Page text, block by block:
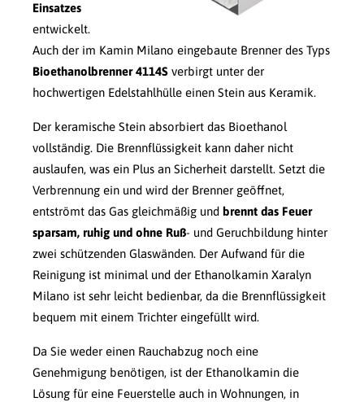
Einsatzes
entwickelt.
Auch der im Kamin Milano eingebaute Brenner des Typs
Bioethanolbrenner 4114S verbirgt unter der
hochwertigen Edelstahlhülle einen Stein aus Keramik.
Der keramische Stein absorbiert das Bioethanol
vollständig. Die Brennflüssigkeit kann daher nicht
auslaufen, was ein Plus an Sicherheit darstellt. Setzt die
Verbrennung ein und wird der Brenner geöffnet,
entströmt das Gas gleichmäßig und brennt das Feuer
sparsam, ruhig und ohne Ruß- und Geruchbildung hinter
zwei schützenden Glaswänden. Der Aufwand für die
Reinigung ist minimal und der Ethanolkamin Xaralyn
Milano ist sehr leicht bedienbar, da die Brennflüssigkeit
bequem mit einem Trichter eingefüllt wird.
Da Sie weder einen Rauchabzug noch eine
Genehmigung benötigen, ist der Ethanolkamin die
Lösung für eine Feuerstelle auch in Wohnungen, in